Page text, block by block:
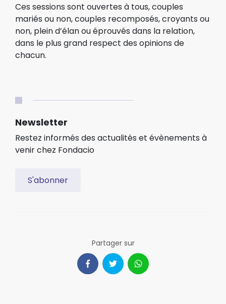
Ces sessions sont ouvertes à tous, couples
mariés ou non, couples recomposés, croyants ou
non, plein d’élan ou éprouvés dans la relation,
dans le plus grand respect des opinions de
chacun.
Newsletter
Restez informés des actualités et évènements à
venir chez Fondacio
S'abonner
Partager sur